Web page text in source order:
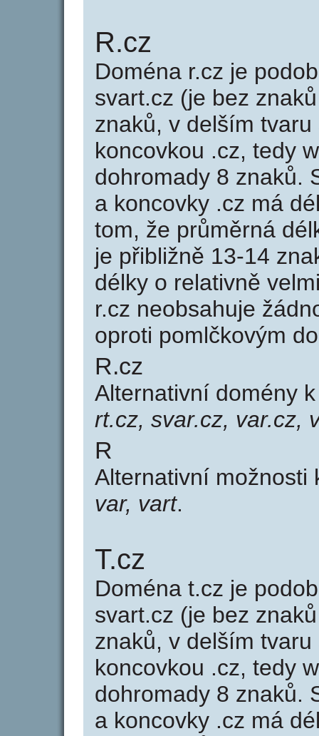
R.cz
Doména r.cz je
svart.cz (je bez
znaků, v delším
koncovkou .cz, tedy
dohromady 8 znaků.
a koncovky .cz má
tom, že průměrná
je přibližně 13-14
délky o relativně
r.cz neobsahuje
oproti pomlčkovým
R.cz
Alternativní domény
rt.cz, svar.cz, var.cz,
R
Alternativní možnosti
var, vart.
T.cz
Doména t.cz je
svart.cz (je bez
znaků, v delším
koncovkou .cz, tedy
dohromady 8 znaků.
a koncovky .cz má